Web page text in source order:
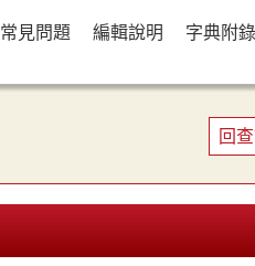
常見問題 編輯說明 字典附錄
回